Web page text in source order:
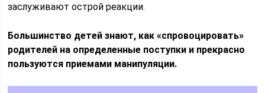
заслуживают острой реакции.
Большинство детей знают, как «спровоцировать»
родителей на определенные поступки и прекрасно
пользуются приемами манипуляции.